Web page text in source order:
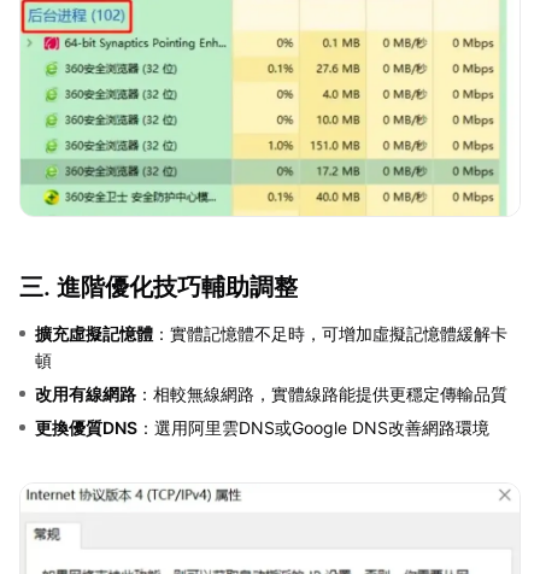
三. 進階優化技巧輔助調整
擴充虛擬記憶體 ：實體記憶體不足時，可增加虛擬記憶體緩解卡
頓
改用有線網路 ：相較無線網路，實體線路能提供更穩定傳輸品質
更換優質DNS ：選用阿里雲DNS或Google DNS改善網路環境